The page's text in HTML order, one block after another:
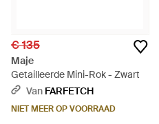
€ 135
Maje
Getailleerde Mini-Rok - Zwart
Van FARFETCH
NIET MEER OP VOORRAAD